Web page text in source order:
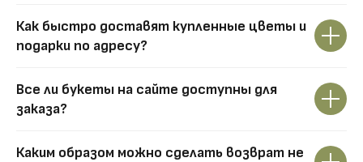
Как быстро доставят купленные цветы и
подарки по адресу?
Все ли букеты на сайте доступны для
заказа?
Каким образом можно сделать возврат не